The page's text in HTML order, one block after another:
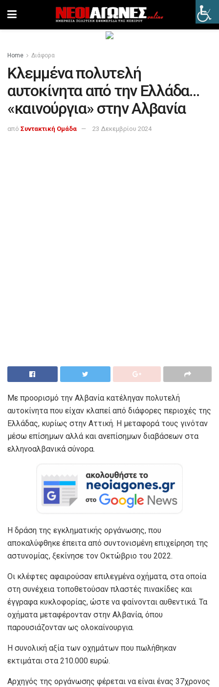
Home Διάφορα
Κλεμμένα πολυτελή
αυτοκίνητα από την Ελλάδα…
«καινούργια» στην Αλβανία
από Συντακτική Ομάδα 23 Δεκεμβρίου 2024
Με προορισμό την Αλβανία κατέληγαν πολυτελή
αυτοκίνητα που είχαν κλαπεί από διάφορες περιοχές της
Ελλάδας, κυρίως στην Αττική. Η μεταφορά τους γινόταν
μέσω επίσημων αλλά και ανεπίσημων διαβάσεων στα
ελληνοαλβανικά σύνορα.
Η δράση της εγκληματικής οργάνωσης, που
αποκαλύφθηκε έπειτα από συντονισμένη επιχείρηση της
αστυνομίας, ξεκίνησε τον Οκτώβριο του 2022.
Οι κλέφτες αφαιρούσαν επιλεγμένα οχήματα, στα οποία
στη συνέχεια τοποθετούσαν πλαστές πινακίδες και
έγγραφα κυκλοφορίας, ώστε να φαίνονται αυθεντικά. Τα
οχήματα μεταφέρονταν στην Αλβανία, όπου
παρουσιάζονταν ως ολοκαίνουργια.
Η συνολική αξία των οχημάτων που πωλήθηκαν
εκτιμάται στα 210.000 ευρώ.
Αρχηγός της οργάνωσης φέρεται να είναι ένας 37χρονος